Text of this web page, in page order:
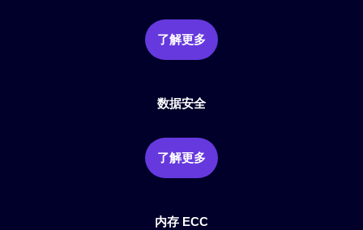
了解更多
数据安全
了解更多
内存 ECC